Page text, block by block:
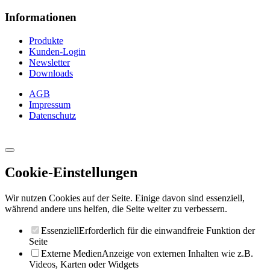
Informationen
Produkte
Kunden-Login
Newsletter
Downloads
AGB
Impressum
Datenschutz
Cookie-Einstellungen
Wir nutzen Cookies auf der Seite. Einige davon sind essenziell,
während andere uns helfen, die Seite weiter zu verbessern.
EssenziellErforderlich für die einwandfreie Funktion der
Seite
Externe MedienAnzeige von externen Inhalten wie z.B.
Videos, Karten oder Widgets